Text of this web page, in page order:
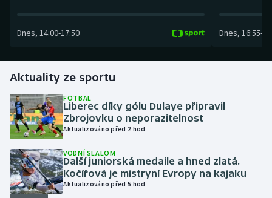
Curling
Dostihy
Florbal
Futsal
Golf
Gymnastika
Dnes, 14:00-17:50 Dnes, 16:55-
Aktuality ze sportu
FOTBAL
Liberec díky gólu Dulaye připravil
Zbrojovku o neporazitelnost
Aktualizováno před 2 hod
VODNÍ SLALOM
Další juniorská medaile a hned zlatá.
Kočířová je mistryní Evropy na kajaku
Aktualizováno před 5 hod